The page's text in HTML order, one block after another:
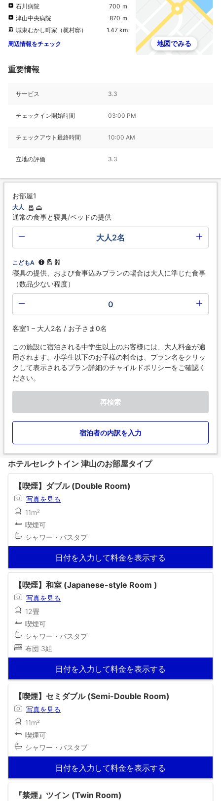
石川病院
700 ｍ
津山中央病院
870 ｍ
城東むかし町家（梶村邸）
1.47 km
周辺情報をチェック
地図でみる
重要情報
サービス 3.3
チェックイン開始時間 03:00 PM
チェックアウト最終時間 10:00 AM
立地の評価 3.3
お部屋1
大人
通常の食事と寝具/ベッドの提供
大人2名
こどもA
寝具の提供、および食事込みプランの場合は大人に準じた食事
（数品少ない程度）
0
客室1 – 大人2名 / お子さま0名
この施設に宿泊される中学生以上のお客様には、大人料金が適
用されます。小学生以下のお子様の料金は、プラン名をクリッ
クして表示されるプラン詳細のチャイルドポリシーをご確認く
ださい。
再検索
宿泊者の内訳を入力
ホテルセレクトイン 津山のお部屋タイプ
【喫煙】ダブル (Double Room)
写真を見る
11m²
喫煙可
シャワー・バスタブ
日付を入力して料金を表示する
【喫煙】和室 (Japanese-style Room )
写真を見る
12畳
喫煙可
シャワー・バスタブ
布団 3組
日付を入力して料金を表示する
【喫煙】セミダブル (Semi-Double Room)
写真を見る
11m²
喫煙可
シャワー・バスタブ
日付を入力して料金を表示する
『禁煙』ツイン (Twin Room)